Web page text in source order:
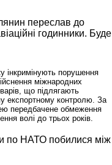
переслав до
годинники. Буде
інкримінують порушення
міжнародних
що підлягають
експортному контролю. За
передбачене обмеження
волі до трьох років.
по НАТО побилися між